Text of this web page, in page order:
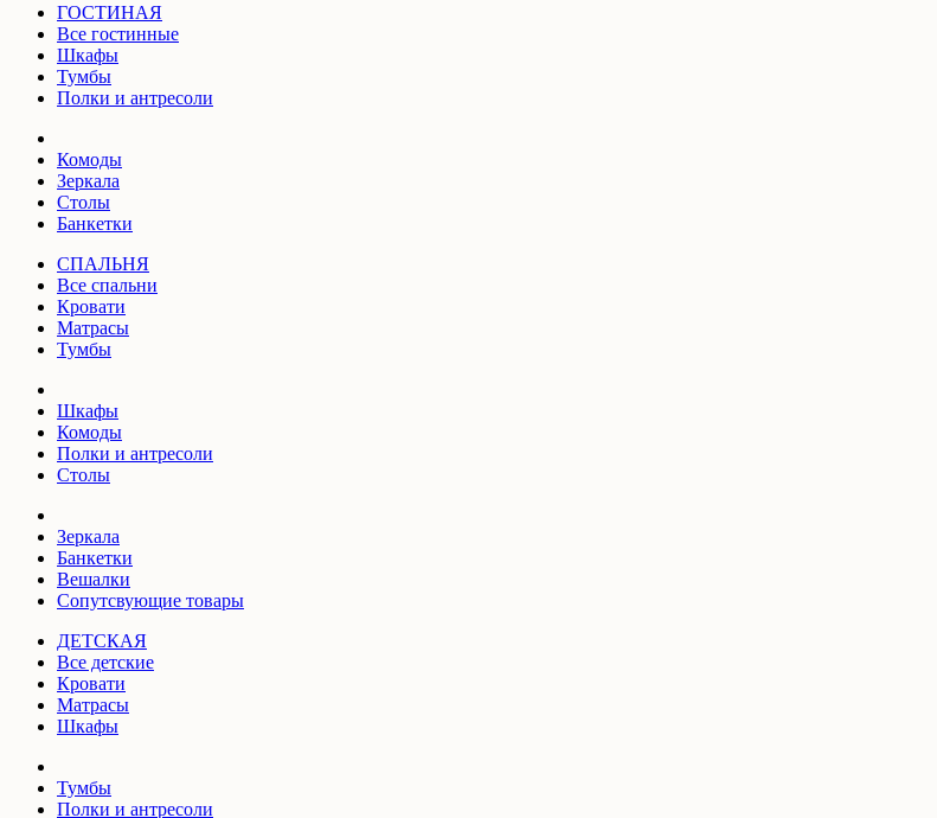
ГОСТИНАЯ
Все гостинные
Шкафы
Тумбы
Полки и антресоли
Комоды
Зеркала
Столы
Банкетки
СПАЛЬНЯ
Все спальни
Кровати
Матрасы
Тумбы
Шкафы
Комоды
Полки и антресоли
Столы
Зеркала
Банкетки
Вешалки
Сопутсвующие товары
ДЕТСКАЯ
Все детские
Кровати
Матрасы
Шкафы
Тумбы
Полки и антресоли